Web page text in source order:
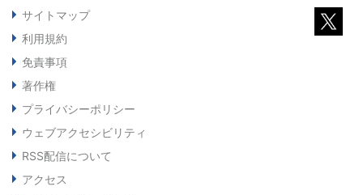
サイトマップ
利用規約
免責事項
著作権
プライバシーポリシー
ウェブアクセシビリティ
RSS配信について
アクセス